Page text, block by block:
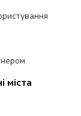
міста